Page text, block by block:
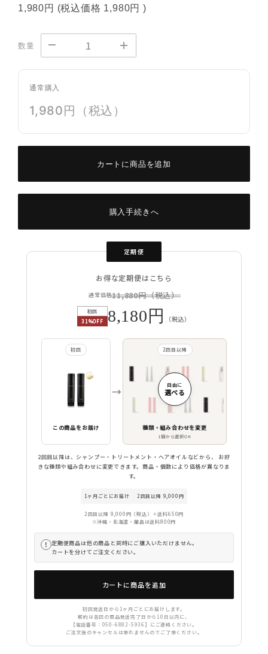
1,980円 (税込価格 1,980円 )
数量
通常購入
1,980円（税込）
カートに商品を追加
購入手続きへ
定期便
お得な定期便はこちら
通常価格11,880円（税込）
初回
31%OFF
8,180円 （税込）
初回
この商品をお届け
→
2回目以降
自由に
選べる
種類・組み合わせを変更
1個から選択OK
2回目以降は、シャンプー・トリートメント・ヘアオイルなどから、 お好
きな種類や組み合わせに変更できます。商品・個数により価格が異なりま
す。
1ヶ月ごとにお届け 2回目以降 9,000円
2回目以降 9,000円（税込）＋送料650円
※沖縄・北海道・離島は送料800円
!
定期便商品は他の商品と同時にご購入いただけません。
カートを分けてご注文ください。
カートに商品を追加
初回発送日から1ヶ月ごとにお届けします。
解約は各回の商品発送完了日から10日以内に、
【電話番号：050-6882-5936】にご連絡ください。
ご注文後のキャンセルは承れませんのでご了承ください。